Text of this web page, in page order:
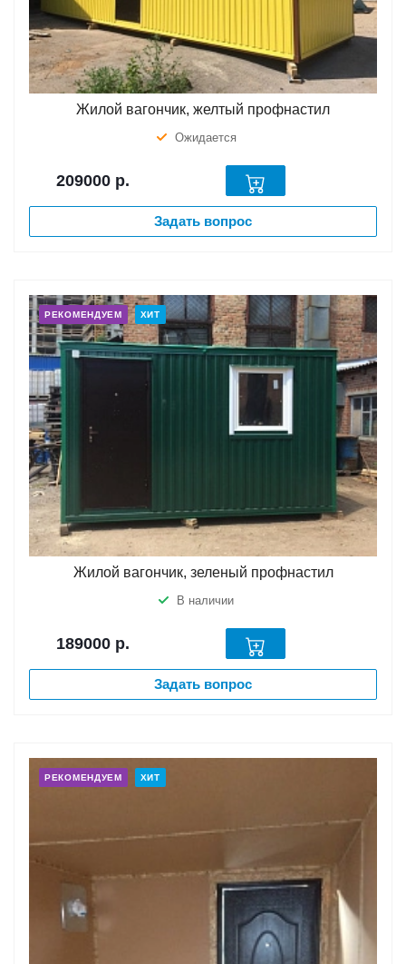
Жилой вагончик, желтый профнастил
Ожидается
209000 р.
Задать вопрос
РЕКОМЕНДУЕМ ХИТ
Жилой вагончик, зеленый профнастил
В наличии
189000 р.
Задать вопрос
РЕКОМЕНДУЕМ ХИТ